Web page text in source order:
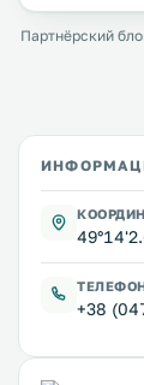
Партнёрский
+38